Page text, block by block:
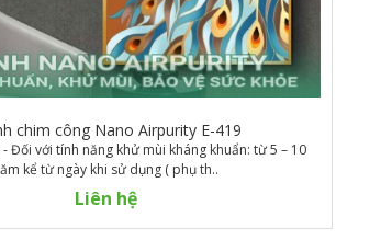
chim công Nano Airpurity E-419
- Đối với tính năng khử mùi kháng khuẩn: từ 5 – 10
kể từ ngày khi sử dụng ( phụ th..
Liên hệ